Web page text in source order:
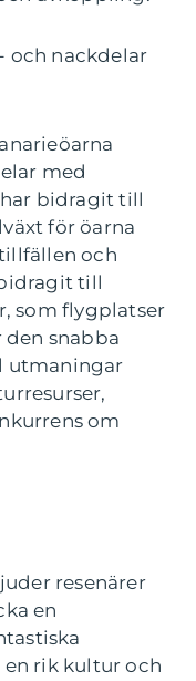
och nackdelar
med
bidragit till
för öarna
och
till
som flygplatser
den snabba
utmaningar
om
resenärer
en
rik kultur och